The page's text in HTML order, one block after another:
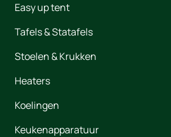
Easy up tent
Tafels & Statafels
Stoelen & Krukken
Heaters
Koelingen
Keukenapparatuur